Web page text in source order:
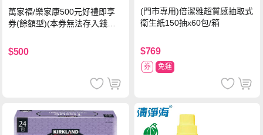
萬家福/樂家康500元好禮即享
券(餘額型)(本券無法存入錢包
$500
(門市專用)倍潔雅超質感抽取式
衛生紙150抽x60包/箱
$769
券 免運